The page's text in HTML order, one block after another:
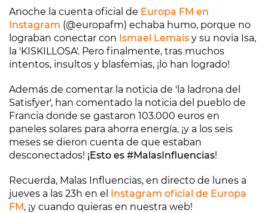
Anoche la cuenta oficial de Europa FM en
Instagram (@europafm) echaba humo, porque no
lograban conectar con Ismael Lemais y su novia Isa,
la 'KISKILLOSA'. Pero finalmente, tras muchos
intentos, insultos y blasfemias, ¡lo han logrado!
Además de comentar la noticia de 'la ladrona del
Satisfyer', han comentado la noticia del pueblo de
Francia donde se gastaron 103.000 euros en
paneles solares para ahorra energía, ¡y a los seis
meses se dieron cuenta de que estaban
desconectados! ¡Esto es #MalasInfluencias!
Recuerda, Malas Influencias, en directo de lunes a
jueves a las 23h en el Instagram oficial de Europa
FM, ¡y cuando quieras en nuestra web!